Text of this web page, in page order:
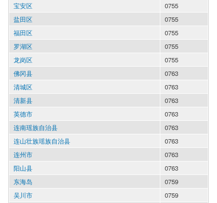
宝安区
0755
盐田区
0755
福田区
0755
罗湖区
0755
龙岗区
0755
佛冈县
0763
清城区
0763
清新县
0763
英德市
0763
连南瑶族自治县
0763
连山壮族瑶族自治县
0763
连州市
0763
阳山县
0763
东海岛
0759
吴川市
0759